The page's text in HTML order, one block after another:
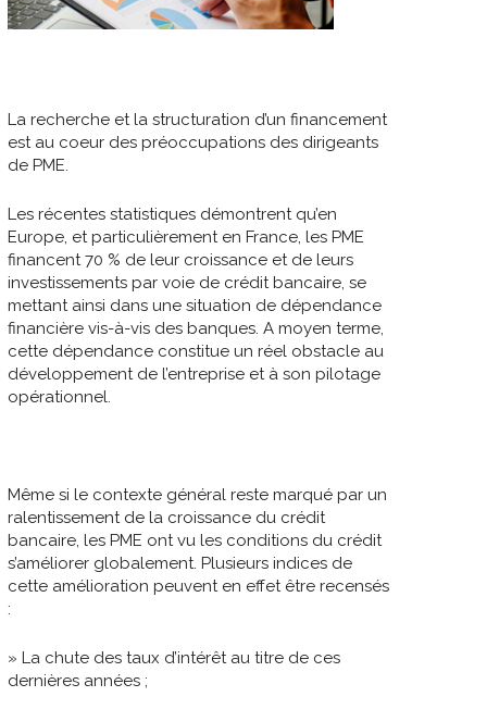
La recherche et la structuration d’un financement
est au coeur des préoccupations des dirigeants
de PME.
Les récentes statistiques démontrent qu’en
Europe, et particulièrement en France, les PME
financent 70 % de leur croissance et de leurs
investissements par voie de crédit bancaire, se
mettant ainsi dans une situation de dépendance
financière vis-à-vis des banques. A moyen terme,
cette dépendance constitue un réel obstacle au
développement de l’entreprise et à son pilotage
opérationnel.
Même si le contexte général reste marqué par un
ralentissement de la croissance du crédit
bancaire, les PME ont vu les conditions du crédit
s’améliorer globalement. Plusieurs indices de
cette amélioration peuvent en effet être recensés
:
» La chute des taux d’intérêt au titre de ces
dernières années ;